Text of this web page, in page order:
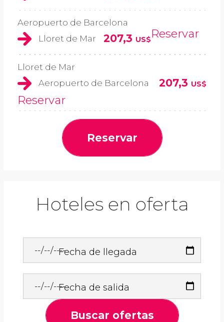
Aeropuerto de Barcelona
Lloret de Mar
207,3 US$Reservar
Lloret de Mar
Aeropuerto de Barcelona
207,3 US$
Reservar
Reservar
Hoteles en oferta
Fecha de llegada
Fecha de salida
Buscar ofertas